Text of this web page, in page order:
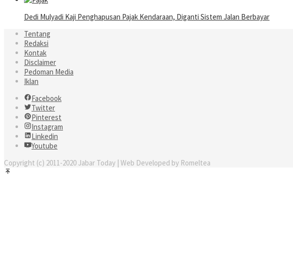
Dedi Mulyadi Kaji Penghapusan Pajak Kendaraan, Diganti Sistem Jalan Berbayar
Tentang
Redaksi
Kontak
Disclaimer
Pedoman Media
Iklan
Facebook
Twitter
Pinterest
Instagram
Linkedin
Youtube
Copyright (c) 2011-2020 Jabar Today | Web Developed by Romeltea